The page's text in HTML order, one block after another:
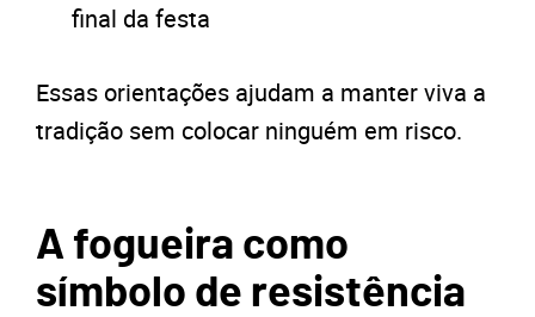
final da festa
Essas orientações ajudam a manter viva a
tradição sem colocar ninguém em risco.
A fogueira como
símbolo de resistência